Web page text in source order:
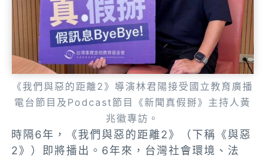
《我們與惡的距離2》導演林君陽接受國立教育廣播
電台節目及Podcast節目《新聞真假掰》主持人黃
兆徽專訪。
時隔6年，《我們與惡的距離2》（下稱《與惡
2》）即將播出。6年來，台灣社會環境、法